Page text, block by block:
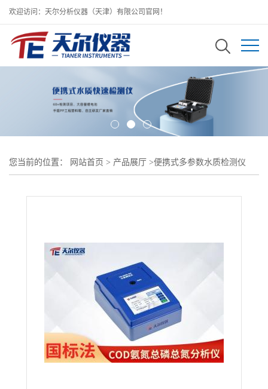
欢迎访问：天尔分析仪器（天津）有限公司官网！
您当前的位置： 网站首页 > 产品展厅 >便携式多参数水质检测仪